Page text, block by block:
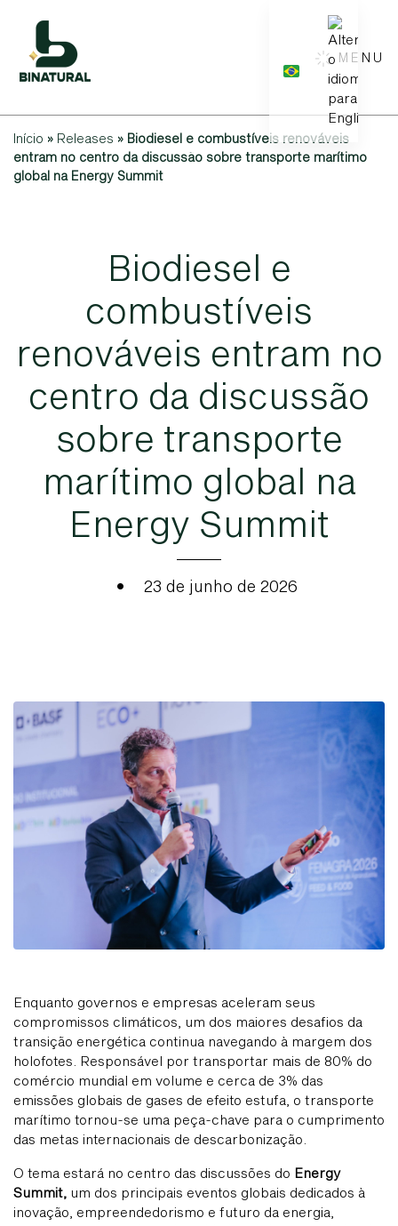
MENU
Início » Releases » Biodiesel e combustíveis renováveis
entram no centro da discussão sobre transporte marítimo
global na Energy Summit
Biodiesel e
combustíveis
renováveis entram no
centro da discussão
sobre transporte
marítimo global na
Energy Summit
• 23 de junho de 2026
Enquanto governos e empresas aceleram seus
compromissos climáticos, um dos maiores desafios da
transição energética continua navegando à margem dos
holofotes. Responsável por transportar mais de 80% do
comércio mundial em volume e cerca de 3% das
emissões globais de gases de efeito estufa, o transporte
marítimo tornou-se uma peça-chave para o cumprimento
das metas internacionais de descarbonização.
O tema estará no centro das discussões do Energy
Summit, um dos principais eventos globais dedicados à
inovação, empreendedorismo e futuro da energia,